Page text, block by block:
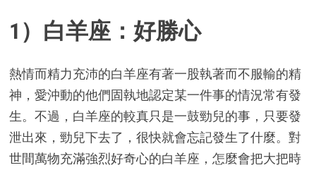
1）白羊座：好勝心
熱情而精力充沛的白羊座有著一股執著而不服輸的精
神，愛沖動的他們固執地認定某一件事的情況常有發
生。不過，白羊座的較真只是一鼓勁兒的事，只要發
泄出來，勁兒下去了，很快就會忘記發生了什麼。對
世間萬物充滿強烈好奇心的白羊座，怎麼會把大把時